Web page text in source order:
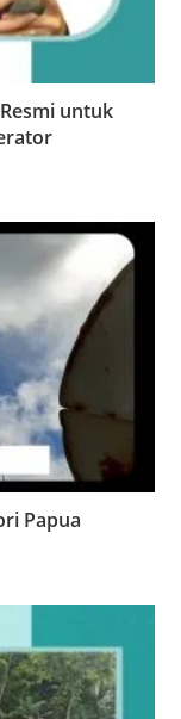
untuk
Papua